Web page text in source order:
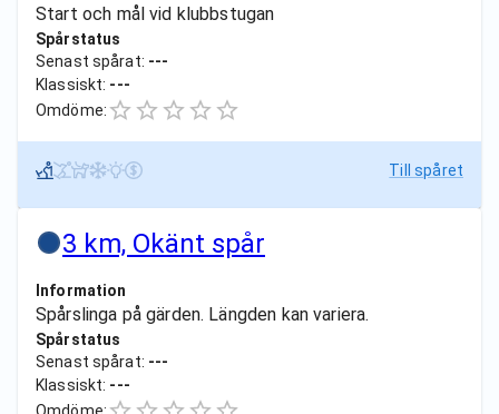
Start och mål vid klubbstugan
Spårstatus
Senast spårat: ---
Klassiskt: ---
Omdöme:
Till spåret
3 km, Okänt spår
Information
Spårslinga på gärden. Längden kan variera.
Spårstatus
Senast spårat: ---
Klassiskt: ---
Omdöme: